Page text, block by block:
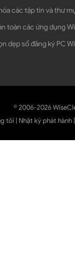
các tập tin và thư
toàn các ứng dụng
dẹp sổ đăng ký PC
© 2006-2026
tôi | Nhật ký phát hành